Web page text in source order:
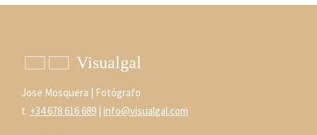
Jose Mosquera | Fotógrafo
t. +34 678 616 689 | info@visualgal.com